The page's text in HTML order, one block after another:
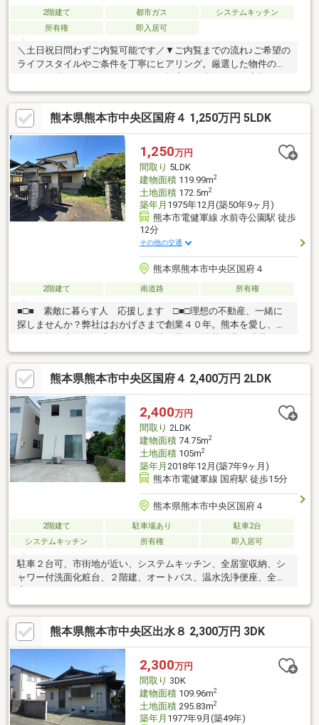
2階建て 都市ガス
システムキッチン
所有権
即入居可
＼土日祝日問わずご内覧可能です／▼ご内覧までの流れ♪ご希望の
ライフスタイルやご条件を丁寧にヒアリング。厳選した物件の中
から、ご納得いただける住まいをご提案。ご内覧も、お客様のご
都合に合わせて柔軟に調整いたします。▼資金計画・住宅ローン
もワンストップでサポート♪お客様のお悩みに経験豊富な担当者が
丁寧にご対応。安心して次のステージへ進めるよう、的確なアド
バイスを行います。▼お客様のペースでご検討いただけます「ま
だ検討したい」「他の物件も見たい」などのご希望にも、ご条件
に合わせた物件をご提案しながら、納得のマイホーム探しをしっ
かりサポートいたします。TEL：096-206-1230
熊本県熊本市中央区国府４ 1,250万円 5LDK
1,250万円
間取り 5LDK
建物面積119.99m2
土地面積172.5m2
築年月 1975年12月(築50年9ヶ月)
熊本市電健軍線 水前寺公園駅 徒歩
12分
その他の交通
熊本県熊本市中央区国府４
2階建て 南道路 所有権
■□■ 素敵に暮らす人 応援します □■□理想の不動産、一緒に
探しませんか？弊社はおかげさまで創業４０年。熊本を愛し、豊
いきたい。そんな思いを胸に日々努めております。物件購入から
資金計画、住宅ローン手続きなどワンストップでサポート致しま
す。お客様が抱えるお悩みや相談事など、まずはお気軽にお問い
合わせ下さい。お問い合わせダイヤル ：096-375-5588
熊本県熊本市中央区国府４ 2,400万円 2LDK
2,400万円
間取り 2LDK
建物面積74.75m2
土地面積105m2
築年月 2018年12月(築7年9ヶ月)
熊本市電健軍線 国府駅 徒歩15分
熊本県熊本市中央区国府４
2階建て 駐車場あり
駐車2台
システムキッチン
所有権 即入居可
駐車２台可、市街地が近い、システムキッチン、全居室収納、シ
ャワー付洗面化粧台、２階建、オートバス、温水洗浄便座、全居
室フローリング、ウォークインクローゼット、ＩＨクッキングヒ
ーター
熊本県熊本市中央区出水８ 2,300万円 3DK
2,300万円
間取り 3DK
建物面積109.96m2
土地面積295.83m2
築年月 1977年9月(築49年)